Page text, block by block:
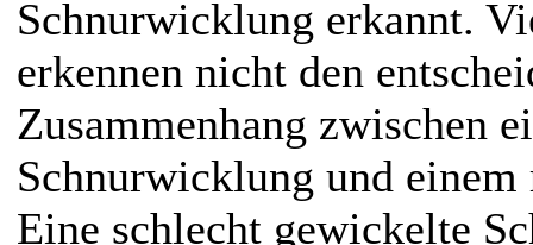
Schnurwicklung erkannt.
erkennen nicht den
Zusammenhang zwischen
Schnurwicklung und
Eine schlecht gewickelte